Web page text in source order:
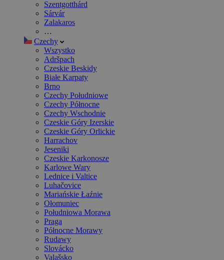
Szentgotthárd
Sárvár
Zalakaros
…
Czechy
Wszystko
Adršpach
Czeskie Beskidy
Białe Karpaty
Brno
Czechy Południowe
Czechy Północne
Czechy Wschodnie
Czeskie Góry Izerskie
Czeskie Góry Orlickie
Harrachov
Jeseniki
Czeskie Karkonosze
Karlowe Wary
Lednice i Valtice
Luhačovice
Mariańskie Łaźnie
Ołomuniec
Południowa Morawa
Praga
Północne Morawy
Rudawy
Slovácko
Valašsko